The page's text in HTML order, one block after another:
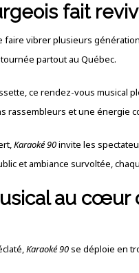
fait
faire vibrer plusieurs
partout au Québec.
ce rendez-vous musical
rassembleurs et une énergie
Karaoké 90invite les
et ambiance survoltée,
au cœur
Karaoké 90se déploie en